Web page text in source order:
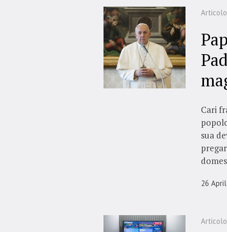
Articolo
Cari
sua
26
Articolo